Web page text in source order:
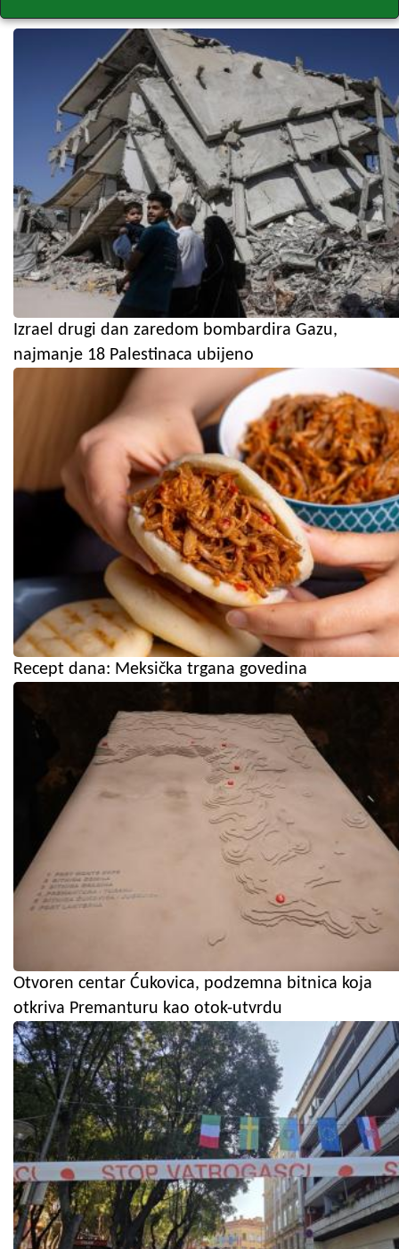
Izrael drugi dan zaredom bombardira Gazu,
najmanje 18 Palestinaca ubijeno
Recept dana: Meksička trgana govedina
Otvoren centar Ćukovica, podzemna bitnica koja
otkriva Premanturu kao otok-utvrdu